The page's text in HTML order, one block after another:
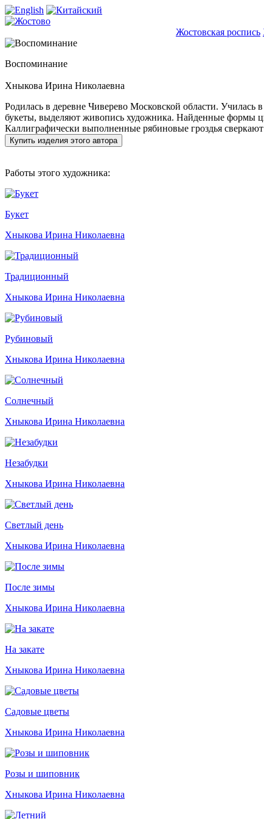
Жостовская роспись
Воспоминание
Хныкова Ирина Николаевна
Родилась в деревне Чиверево Московской области.
букеты, выделяют живопись художника. Найденные формы
Каллиграфически выполненные рябиновые гроздья
Купить изделия этого автора
Работы этого художника:
Букет
Хныкова Ирина Николаевна
Традиционный
Хныкова Ирина Николаевна
Рубиновый
Хныкова Ирина Николаевна
Солнечный
Хныкова Ирина Николаевна
Незабудки
Хныкова Ирина Николаевна
Светлый день
Хныкова Ирина Николаевна
После зимы
Хныкова Ирина Николаевна
На закате
Хныкова Ирина Николаевна
Садовые цветы
Хныкова Ирина Николаевна
Розы и шиповник
Хныкова Ирина Николаевна